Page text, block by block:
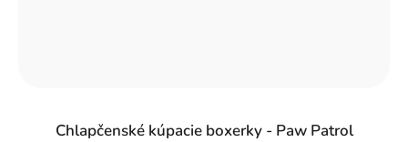
Chlapčenské kúpacie boxerky - Paw Patrol